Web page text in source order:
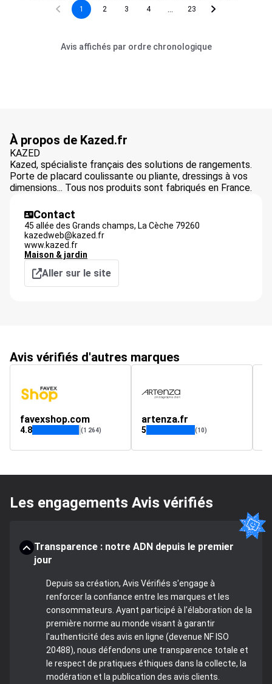
1 2 3 4 23
Avis affichés par ordre chronologique
À propos de Kazed.fr
KAZED
Kazed, spécialiste français des solutions de rangements.
Porte de placard coulissante ou pliante, dressings à vos
dimensions... Tous nos produits sont fabriqués en France.
Contact
45 allée des Grands champs, La Cèche 79260
kazedweb@kazed.fr
www.kazed.fr
Maison & jardin
Aller sur le site
Avis vérifiés d'autres marques
favexshop.com
4.8 (1 264)
artenza.fr
5 (10)
Les engagements Avis vérifiés
Transparence : notre ADN depuis le premier
jour
Depuis sa création, Avis Vérifiés s'engage à
renforcer la confiance entre les marques et les
consommateurs. Ayant participé à l'élaboration de la
première norme au monde visant à garantir
l'authenticité des avis en ligne (devenue NF ISO
20488), nous défendons une transparence totale et
le respect de pratiques éthiques dans la collecte, la
modération et la publication des avis clients.